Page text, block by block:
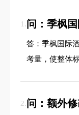
1.问：季枫
答：季枫国际
考量，使整体
2.问：额外